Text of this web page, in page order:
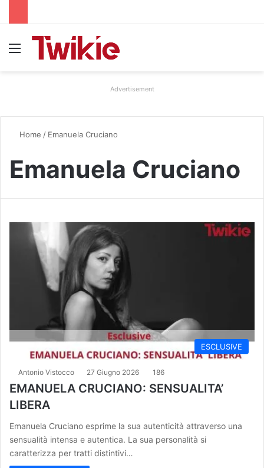
Advertisement
Home / Emanuela Cruciano
Emanuela Cruciano
ESCLUSIVE
Antonio Vistocco 27 Giugno 2026 186
EMANUELA CRUCIANO: SENSUALITA’
LIBERA
Emanuela Cruciano esprime la sua autenticità attraverso una
sensualità intensa e autentica. La sua personalità si
caratterizza per tratti distintivi…